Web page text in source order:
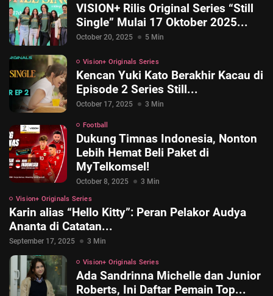
© 2026 Vision+. All rights reserved.
VISION+ Rilis Original Series “Still
Single” Mulai 17 Oktober 2025...
October 20, 2025 5 Min
Vision+ Originals Series
Kencan Yuki Kato Berakhir Kacau di
Episode 2 Series Still...
October 17, 2025 3 Min
Football
Dukung Timnas Indonesia, Nonton
Lebih Hemat Beli Paket di
MyTelkomsel!
October 8, 2025 3 Min
Vision+ Originals Series
Karin alias “Hello Kitty”: Peran Pelakor Audya
Ananta di Catatan...
September 17, 2025 3 Min
Vision+ Originals Series
Ada Sandrinna Michelle dan Junior
Roberts, Ini Daftar Pemain Top...